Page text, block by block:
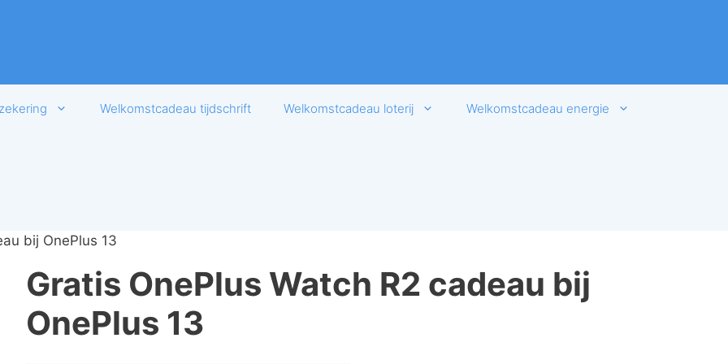
Welkomstcadeau tijdschrift Welkomstcadeau loterij Welkomstcadeau energie
bij OnePlus 13
Gratis OnePlus Watch R2 cadeau bij
OnePlus 13